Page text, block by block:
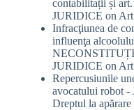
contabilitații și
JURIDICE on
Infracţiunea de
influenţa
JURIDICE on
Repercusiunile
avocatului robot
Dreptul la apărare